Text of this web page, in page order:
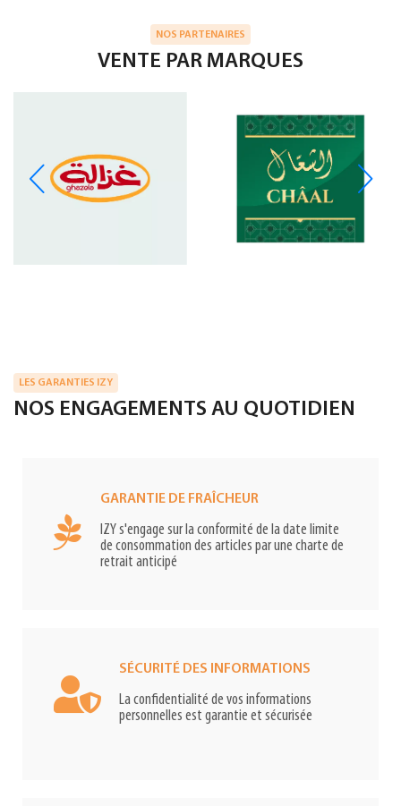
NOS PARTENAIRES
VENTE PAR MARQUES
LES GARANTIES IZY
NOS ENGAGEMENTS AU QUOTIDIEN
GARANTIE DE FRAÎCHEUR
IZY s'engage sur la conformité de la date limite
de consommation des articles par une charte de
retrait anticipé
SÉCURITÉ DES INFORMATIONS
La confidentialité de vos informations
personnelles est garantie et sécurisée